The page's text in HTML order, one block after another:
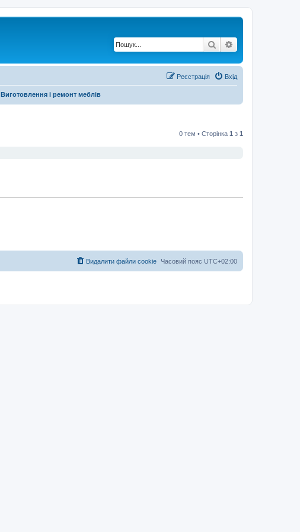
Пошук
Вхід
Реєстрація
Виготовлення і ремонт меблів
0 тем • Сторінка 1 з 1
Часовий пояс UTC+02:00
Видалити файли cookie